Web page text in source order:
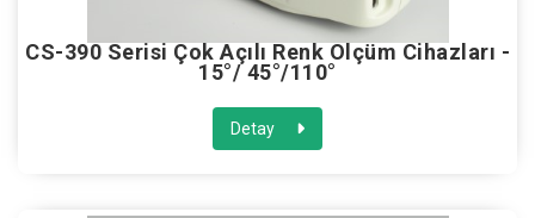
CS-390 Serisi Çok Açılı Renk Ölçüm Cihazları -
15°/ 45°/110°
Detay